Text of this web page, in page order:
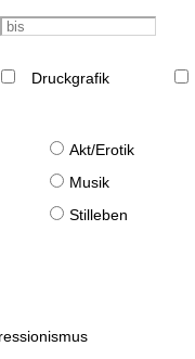
Druckgrafik
Akt/Erotik
Musik
Stilleben